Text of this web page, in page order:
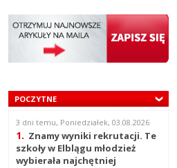
POCZYTNE
3 dni temu, Poniedziałek, 03.08.2026
1. Znamy wyniki rekrutacji. Te
szkoły w Elblągu młodzież
wybierała najchętniej